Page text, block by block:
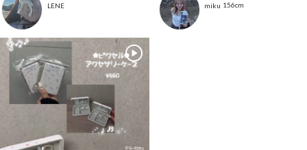
LENE
miku 156cm